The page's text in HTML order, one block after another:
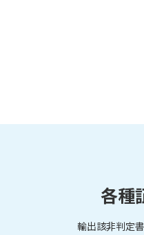
各種
輸出該非判定